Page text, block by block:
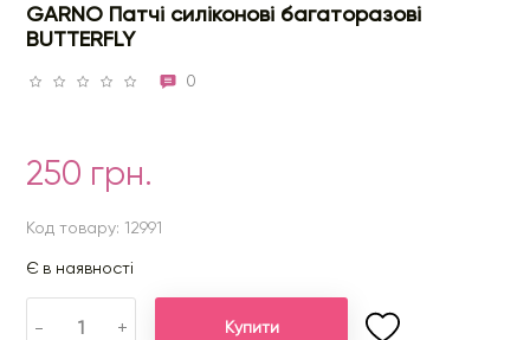
GARNO Патчі силіконові багаторазові
BUTTERFLY
0
250 грн.
Код товару: 12991
Є в наявності
- + Купити